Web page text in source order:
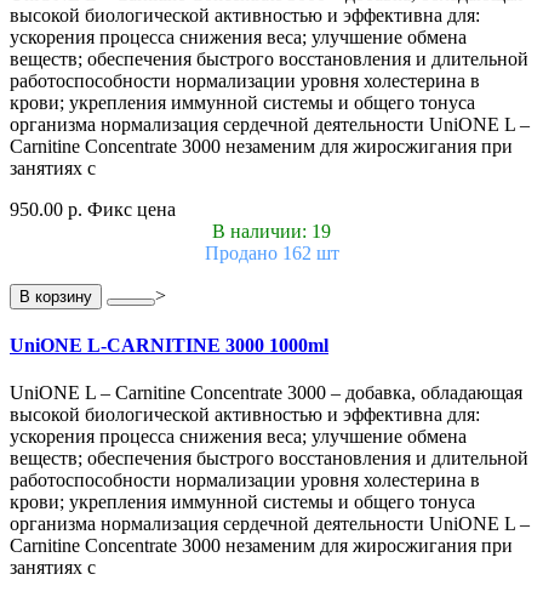
высокой биологической активностью и эффективна для:
ускорения процесса снижения веса; улучшение обмена
веществ; обеспечения быстрого восстановления и длительной
работоспособности нормализации уровня холестерина в
крови; укрепления иммунной системы и общего тонуса
организма нормализация сердечной деятельности UniONE L –
Carnitine Concentrate 3000 незаменим для жиросжигания при
занятиях с
950.00 р. Фикс цена
В наличии: 19
Продано 162 шт
В корзину >
UniONE L-CARNITINE 3000 1000ml
UniONE L – Carnitine Concentrate 3000 – добавка, обладающая
высокой биологической активностью и эффективна для:
ускорения процесса снижения веса; улучшение обмена
веществ; обеспечения быстрого восстановления и длительной
работоспособности нормализации уровня холестерина в
крови; укрепления иммунной системы и общего тонуса
организма нормализация сердечной деятельности UniONE L –
Carnitine Concentrate 3000 незаменим для жиросжигания при
занятиях с